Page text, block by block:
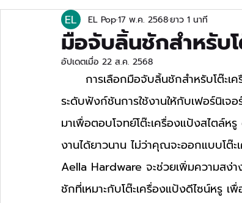
มือจับเฟอร์นิเจอร์แบบยาว บานพับข้อเสือ
แคตตาล็อก
มือจับลิ้นชักสำหรับ
EL Pop17 พ.ค. 2568ยาว 1 นาที
อัปเดตเมื่อ 22 ส.ค. 2568
ระดับฟังก์ชันการใช้งานให้กับเฟอร์นิ
มาเพื่อตอบโจทย์โต๊ะเครื่องแป้งสไตล์
งานได้ยาวนาน ไม่ว่าคุณจะออกแบบโต๊
Aella Hardware จะช่วยเพิ่มความสง่
ชักที่เหมาะกับโต๊ะเครื่องแป้งดีไซน์หรู